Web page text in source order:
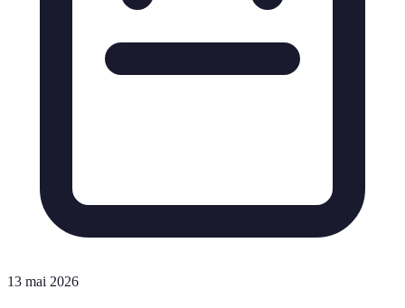
13 mai 2026